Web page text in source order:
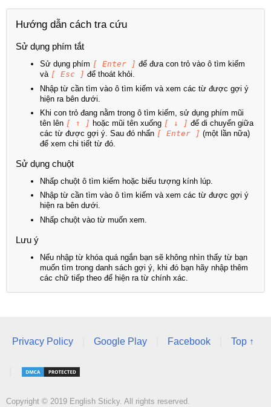
Hướng dẫn cách tra cứu
Sử dụng phím tắt
Sử dụng phím [ Enter ] để đưa con trỏ vào ô tìm kiếm
và [ Esc ] để thoát khỏi.
Nhập từ cần tìm vào ô tìm kiếm và xem các từ được gợi ý
hiện ra bên dưới.
Khi con trỏ đang nằm trong ô tìm kiếm, sử dụng phím mũi
tên lên [ ↑ ] hoặc mũi tên xuống [ ↓ ] để di chuyển giữa
các từ được gợi ý. Sau đó nhấn [ Enter ] (một lần nữa)
để xem chi tiết từ đó.
Sử dụng chuột
Nhấp chuột ô tìm kiếm hoặc biểu tượng kính lúp.
Nhập từ cần tìm vào ô tìm kiếm và xem các từ được gợi ý
hiện ra bên dưới.
Nhấp chuột vào từ muốn xem.
Lưu ý
Nếu nhập từ khóa quá ngắn bạn sẽ không nhìn thấy từ bạn
muốn tìm trong danh sách gợi ý, khi đó bạn hãy nhập thêm
các chữ tiếp theo để hiện ra từ chính xác.
Privacy Policy Google Play Facebook Top ↑
Copyright © 2019 English Sticky. All rights reserved.